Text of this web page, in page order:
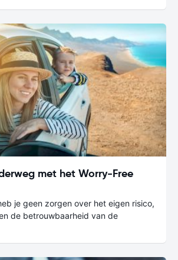
met het Worry-Free
je geen zorgen over het eigen risico,
de betrouwbaarheid van de